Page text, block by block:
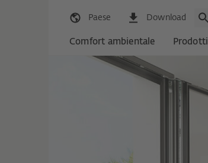
Paese Download
Comfort ambientale Prodotti